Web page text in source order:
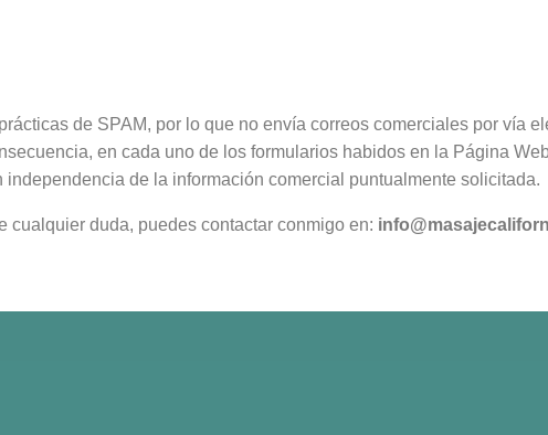
de SPAM, por lo que no envía correos comerciales por vía
en cada uno de los formularios habidos en la Página
de la información comercial puntualmente solicitada.
cualquier duda, puedes contactar conmigo en: